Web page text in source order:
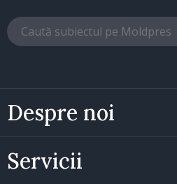
Despre noi
Servicii